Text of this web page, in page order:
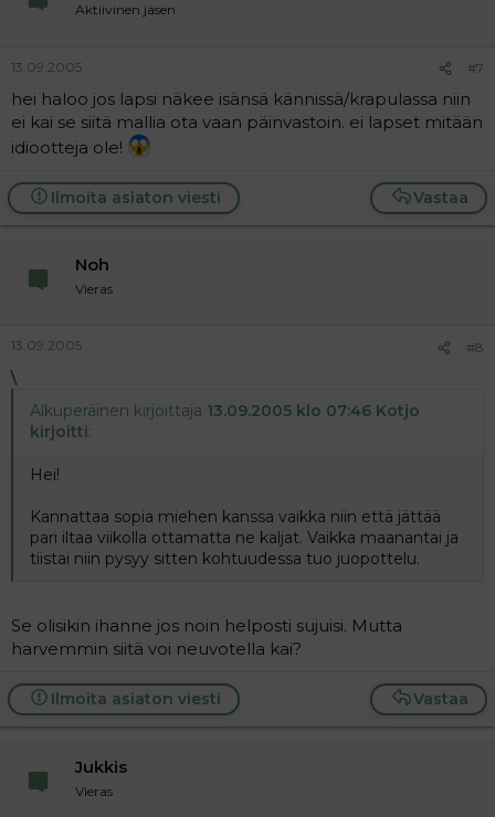
Aktiivinen jäsen
13.09.2005 #7
hei haloo jos lapsi näkee isänsä kännissä/krapulassa niin
ei kai se siitä mallia ota vaan päinvastoin. ei lapset mitään
idiootteja ole!
Vastaa
Ilmoita asiaton viesti
Noh
Vieras
13.09.2005 #8
\
Alkuperäinen kirjoittaja 13.09.2005 klo 07:46 Kotjo
kirjoitti:
Hei!
Kannattaa sopia miehen kanssa vaikka niin että jättää
pari iltaa viikolla ottamatta ne kaljat. Vaikka maanantai ja
tiistai niin pysyy sitten kohtuudessa tuo juopottelu.
Se olisikin ihanne jos noin helposti sujuisi. Mutta
harvemmin siitä voi neuvotella kai?
Vastaa
Ilmoita asiaton viesti
Jukkis
Vieras